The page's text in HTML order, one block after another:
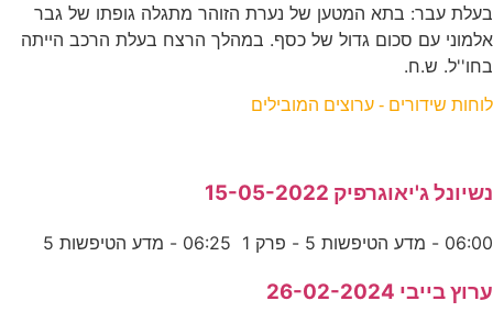
בעלת עבר: בתא המטען של נערת הזוהר מתגלה גופתו של גבר
אלמוני עם סכום גדול של כסף. במהלך הרצח בעלת הרכב הייתה
בחו''ל. ש.ח.
לוחות שידורים - ערוצים המובילים
נשיונל ג'יאוגרפיק 15-05-2022
06:00 - מדע הטיפשות 5 - פרק 1 06:25 - מדע הטיפשות 5
ערוץ בייבי 26-02-2024